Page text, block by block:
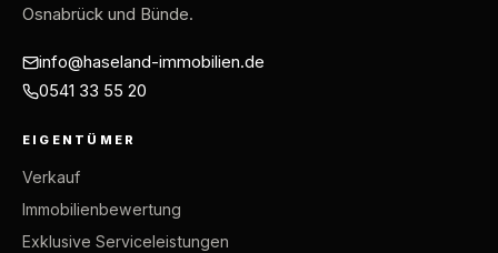
Osnabrück und Bünde.
info@haseland-immobilien.de
0541 33 55 20
EIGENTÜMER
Verkauf
Immobilienbewertung
Exklusive Serviceleistungen